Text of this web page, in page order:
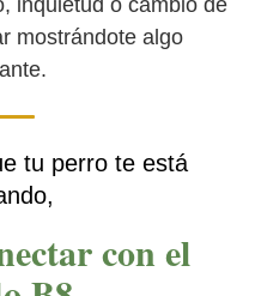
mostrándote algo
tu perro te está
con el